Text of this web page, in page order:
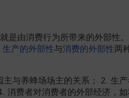
就是由消费行为所带来的外部性
生产的外部性与消费的外部性两
养蜂场场主的关系； 2. 生
消费者对消费者的外部经济，